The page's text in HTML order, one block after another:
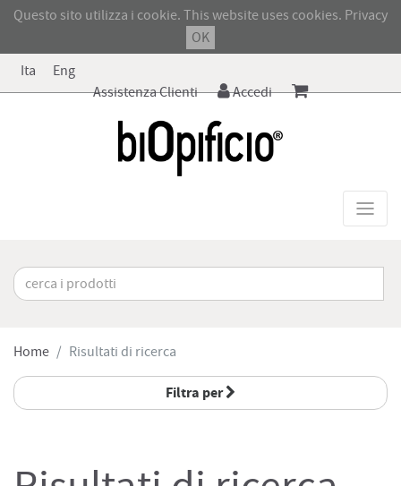
Questo sito utilizza i cookie. This website uses cookies. Privacy
OK
Ita
Eng
Assistenza Clienti
Accedi
Home Risultati di ricerca
Filtra per